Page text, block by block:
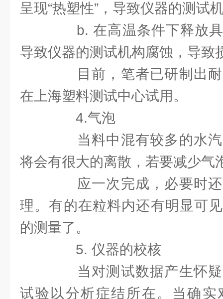
呈现“热塑性”，导致仪器的测试
b. 在高温条件下释放具
导致仪器的测试机构腐蚀，导致
目前，笔者已研制出耐
在上海塑料测试中心试用。
4.气泡
当料中混有较多的水汽
将会有很大的离散，若要减少气
应一次完成，必要时还
理。有的在粒料内还有明显可
的测量了。
5. 仪器的校核
当对测试数据产生怀疑
试验以分析症结所在。当确实